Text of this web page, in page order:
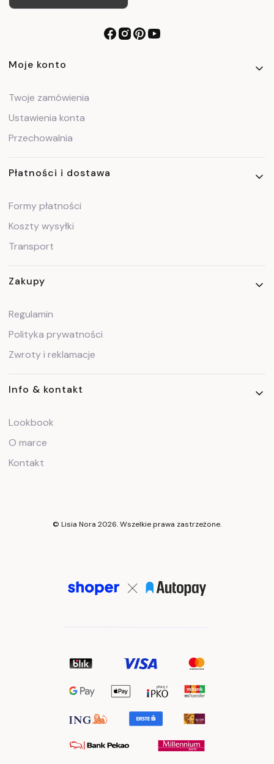
Linki w stopce
Moje konto
Twoje zamówienia
Ustawienia konta
Przechowalnia
Płatności i dostawa
Formy płatności
Koszty wysyłki
Transport
Zakupy
Regulamin
Polityka prywatności
Zwroty i reklamacje
Info & kontakt
Lookbook
O marce
Kontakt
© Lisia Nora 2026. Wszelkie prawa zastrzeżone.